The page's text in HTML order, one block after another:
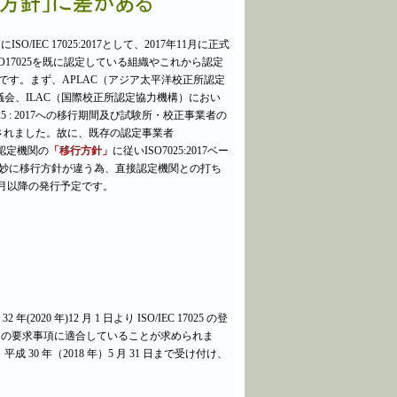
IEC 17025:2017として、2017年11月に正式
を既に認定している組織やこれから認定
す。まず、APLAC（アジア太平洋校正所認定
、ILAC（国際校正所認定協力機構）におい
: 2017への移行期間及び試験所・校正事業者の
ました。故に、既存の認定事業者
定機関の 「移行方針」 に従いISO7025:2017ベー
に移行方針が違う為、直接認定機関との打ち
以降の発行予定です。
年(2020 年)12 月 1 日より ISO/IEC 17025 の登
要求事項に適合していることが求められま
成 30 年（2018 年）5 月 31 日まで受け付け、